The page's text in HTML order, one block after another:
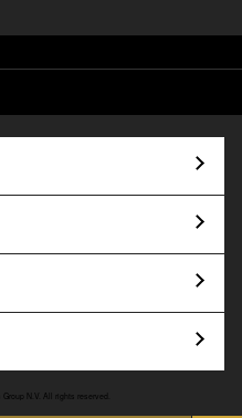
N.V. All rights reserved.